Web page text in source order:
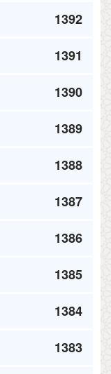
1392
1391
1390
1389
1388
1387
1386
1385
1384
1383